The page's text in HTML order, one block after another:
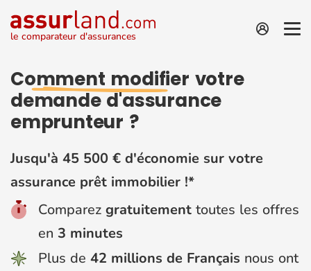
le comparateur d'assurances
Comment modifier votre
demande d'assurance
emprunteur ?
Jusqu'à 45 500 € d'économie sur votre
assurance prêt immobilier !*
Comparez gratuitement toutes les offres
en 3 minutes
Plus de 42 millions de Français nous ont